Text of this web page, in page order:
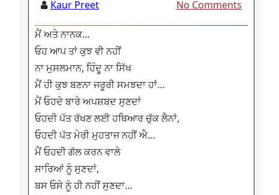
Kaur Preet No Comments
ਮੈਂ ਅਤੇ ਨਾਨਕ…
ਓਹ ਆਪ ਤਾਂ ਕੁਝ ਵੀ ਨਹੀਂ
ਨਾ ਮੁਸਲਮਾਨ, ਹਿੰਦੂ ਨਾ ਸਿੱਖ
ਮੈਂ ਹੀ ਕੁਝ ਬਣਨਾ ਜਰੂਰੀ ਸਮਝਦਾ ਹਾਂ…
ਮੈਂ ਓਹਦੇ ਬਾਰੇ ਅਪਸ਼ਬਦ ਸੁਣਦਾਂ
ਓਹਦੀ ਪੱਤ ਰੱਖਣ ਲਈ ਹਥਿਆਰ ਚੁੱਕ ਲੈਨਾਂ,
ਓਹਦੀ ਪੱਤ ਮੇਰੀ ਮੁਹਤਾਜ ਨਹੀਂ ਐ…
ਮੈਂ ਓਹਦੀ ਗੱਲ ਕਰਨ ਵਾਲੇ
ਸਾਰਿਆਂ ਨੂੰ ਸੁਣਦਾਂ,
ਬਸ ਓਸੇ ਨੂੰ ਹੀ ਨਹੀਂ ਸੁਣਦਾ…